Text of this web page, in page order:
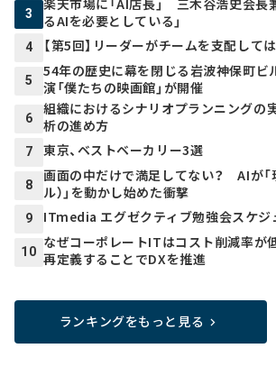
3
るAIを必要としている」
4 【第5回】リーダーがチームを支配して
5
54年の歴史に幕を閉じる岩波神保町ビ
演「僕たちの映画館」が開催
6
組織におけるシナリオプランニングの実
析の進め方
7 東京、ベストベーカリー3選
8
画面の中だけで満足してない？ AIが「
ル）」を動かし始めた衝撃
9 ITmedia エグゼクティブ勉強会スケジ
10
なぜコーポレートITはコスト削減率が低
再定義することでDXを推進
ランキングをもっと見る